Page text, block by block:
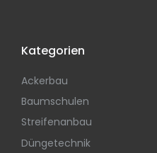
Kategorien
Ackerbau
Baumschulen
Streifenanbau
Düngetechnik